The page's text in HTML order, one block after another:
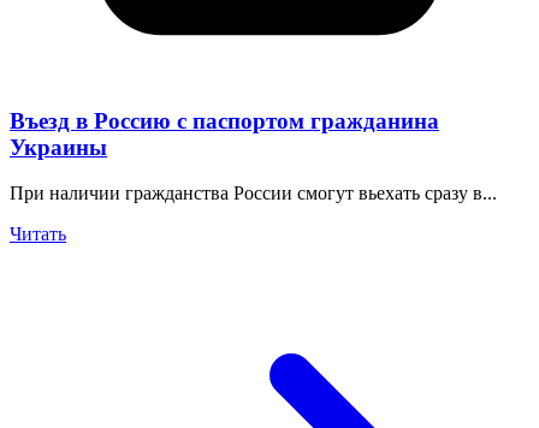
Въезд в Россию с паспортом гражданина
Украины
При наличии гражданства России смогут вьехать сразу в...
Читать